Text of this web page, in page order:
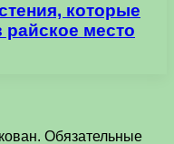
которые
райское место
Обязательные